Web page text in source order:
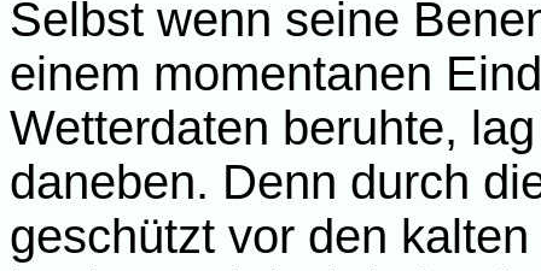
Selbst wenn seine
einem momentanen
Wetterdaten beruhte,
daneben. Denn durch
geschützt vor den